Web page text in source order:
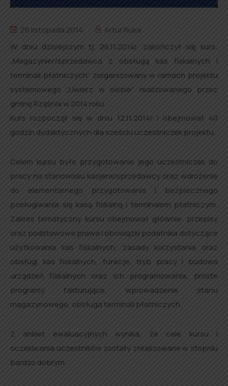
26 listopada 2014
Artur Ruka
W dniu dzisiejszym tj. 26.11.2014r. zakończył się kurs:
„Magazynier/sprzedawca z obsługą kas fiskalnych i
terminali płatniczych” zorganizowany w ramach projektu
systemowego „Uwierz w siebie” realizowanego przez
gminę Rząśnia w 2014 roku.
Kurs rozpoczął się w dniu 12.11.2014r i obejmował 40
godzin dydaktycznych dla sześciu uczestniczek projektu.
Celem kursu było przygotowanie jego uczestniczek do
pracy na stanowisku kasjera/sprzedawcy oraz wdrożenie
do elementarnego przygotowania i bezpiecznego
posługiwania się kasą fiskalną i terminalem płatniczym.
Zakres tematyczny kursu obejmował głównie: przepisy
oraz podstawowe prawa i obowiązki podatnika dotyczące
użytkowania kas fiskalnych, zasady korzystania oraz
obsługi kas fiskalnych, funkcje, tryb pracy i budowa
urządzeń fiskalnych oraz ich programowania, proste
programy fakturujące, wprowadzenie stanu
magazynowego, obsługa terminali płatniczych.
Z ankiet ewaluacyjnych wynika, że cele kursu i
oczekiwania uczestników zostały zrealizowane w stopniu
bardzo dobrym.